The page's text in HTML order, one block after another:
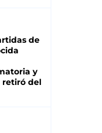
de
y
retiró del